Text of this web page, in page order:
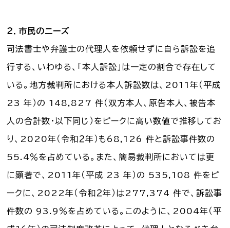
２．市民のニーズ
司法書士や弁護士の代理人を依頼せずに自ら訴訟を追
行する、いわゆる、「本人訴訟」は一定の割合で存在して
いる。地方裁判所における本人訴訟数は、2011年（平成
23 年）の 148,827 件（双方本人、原告本人、被告本
人の合計数・以下同じ）をピークに高い数値で推移してお
り、2020年（令和２年）も68,126 件と訴訟事件数の
55.4％を占めている。また、簡易裁判所においては更
に顕著で、2011年（平成 23 年）の 535,108 件をピ
ークに、2022年（令和２年）は277,374 件で、訴訟事
件数の 93.9％を占めている。このように、2004年（平